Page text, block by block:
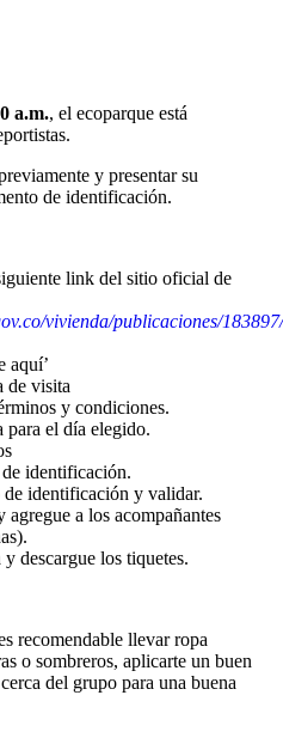
a.m., el ecoparque está
y presentar su
de identificación.
link del sitio oficial de
vivienda/publicaciones/
aquí’
de visita
y condiciones.
para el día elegido.
identificación.
de identificación y validar.
agregue a los acompañantes
descargue los tiquetes.
recomendable llevar ropa
o sombreros, aplicarte un buen
del grupo para una buena